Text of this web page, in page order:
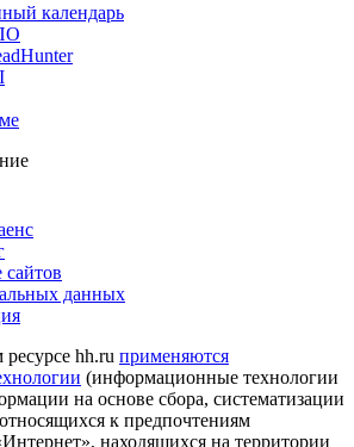
календарь
сайтов
данных
hh.ru применяются
(информационные технологии
на основе сбора, систематизации
к предпочтениям
находящихся на территории